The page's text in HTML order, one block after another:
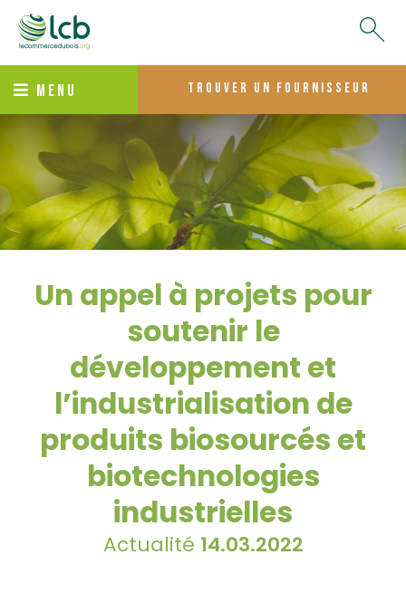
MENU trouver un fournisseur
Un appel à projets pour
soutenir le
développement et
l’industrialisation de
produits biosourcés et
biotechnologies
industrielles
Actualité 14.03.2022